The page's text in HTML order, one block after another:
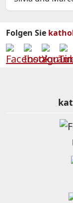
Folgen Sie